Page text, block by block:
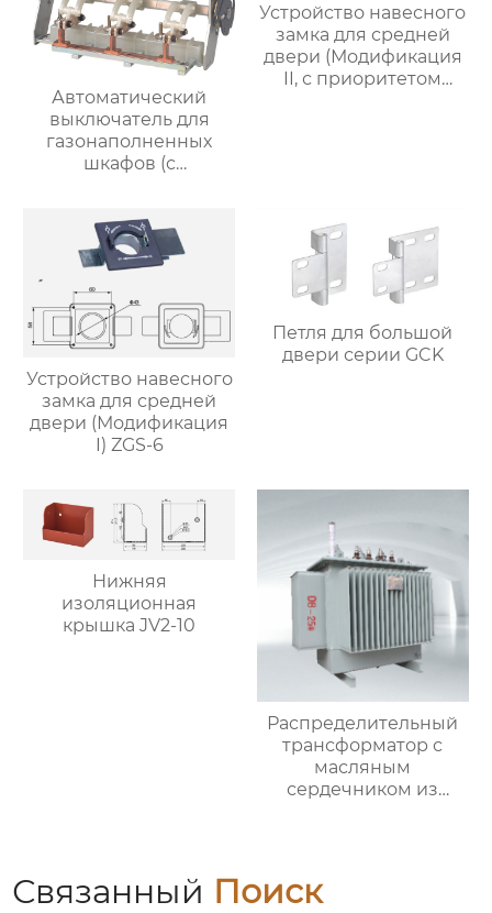
Автоматический
выключатель для
газонаполненных
шкафов (с
выключателем)
Устройство навесного
замка для средней
двери (Модификация
II, с приоритетом
Устройство навесного
замка для средней
двери (Модификация
I) ZGS-6
Петля для большой
двери серии GCK
Нижняя
изоляционная
крышка JV2-10
Распределительный
трансформатор с
масляным
сердечником из
Связанный Поиск